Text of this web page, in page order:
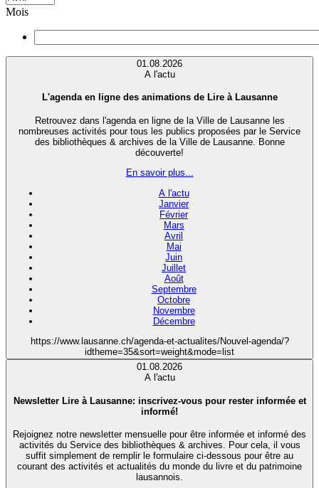
Mois
01.08.2026
A l'actu
L'agenda en ligne des animations de Lire à Lausanne
Retrouvez dans l'agenda en ligne de la Ville de Lausanne les
nombreuses activités pour tous les publics proposées par le Service
des bibliothèques & archives de la Ville de Lausanne. Bonne
découverte!
En savoir plus...
A l'actu
Janvier
Février
Mars
Avril
Mai
Juin
Juillet
Août
Septembre
Octobre
Novembre
Décembre
https://www.lausanne.ch/agenda-et-actualites/Nouvel-agenda/?
idtheme=35&sort=weight&mode=list
01.08.2026
A l'actu
Newsletter Lire à Lausanne: inscrivez-vous pour rester informée et
informé!
Rejoignez notre newsletter mensuelle pour être informée et informé des
activités du Service des bibliothèques & archives. Pour cela, il vous
suffit simplement de remplir le formulaire ci-dessous pour être au
courant des activités et actualités du monde du livre et du patrimoine
lausannois.